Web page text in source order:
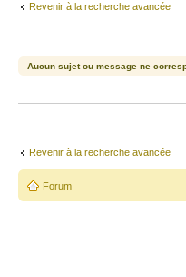
Revenir à la recherche avancée
Aucun sujet ou message ne
Revenir à la recherche avancée
Forum